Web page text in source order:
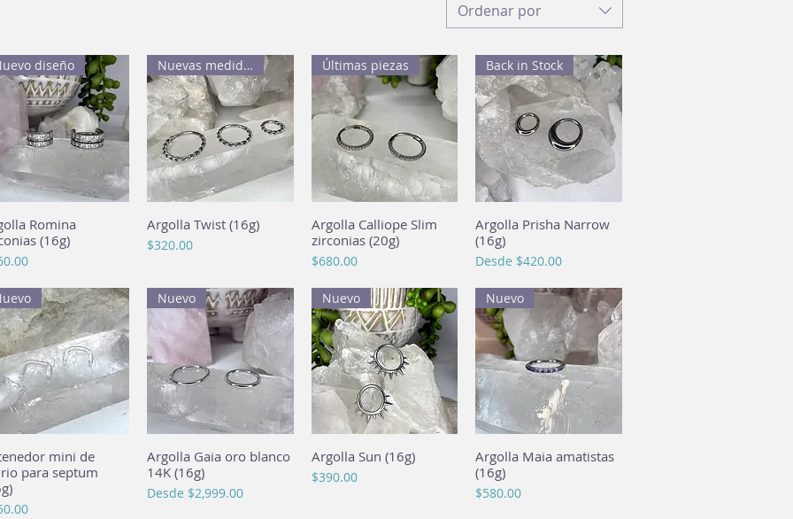
Ordenar por
Vista rápida
diseño
Romina
(16g)
Vista rápida
Nuevas medidas
Argolla Twist (16g)
Precio
$320.00
Vista rápida
Últimas piezas
Argolla Calliope Slim
zirconias (20g)
Precio
$680.00
Vista rápida
Back in Stock
Argolla Prisha Narrow
(16g)
Desde $420.00
Precio de oferta
Vista rápida
mini de
para septum
Vista rápida
Nuevo
Argolla Gaia oro blanco
14K (16g)
Desde $2,999.00
Precio de oferta
Vista rápida
Nuevo
Argolla Sun (16g)
Precio
$390.00
Vista rápida
Nuevo
Argolla Maia amatistas
(16g)
Precio
$580.00